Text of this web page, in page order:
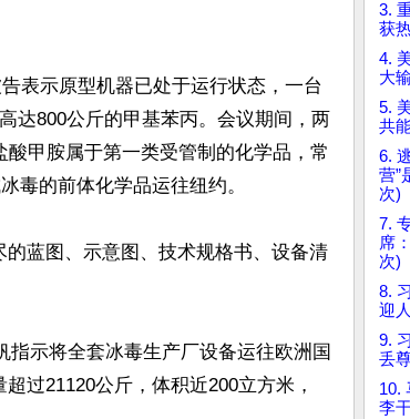
表示原型机器已处于运行状态，一台
达800公斤的甲基苯丙。会议期间，两
甲胺属于第一类受管制的化学品，常
毒的前体化学品运往纽约。
蓝图、示意图、技术规格书、设备清
示将全套冰毒生产厂设备运往欧洲国
过21120公斤，体积近200立方米，
3.
获
4.
大
5.
共
6.
营”
次)
7.
席
次)
8.
迎
9.
丢
10.
李